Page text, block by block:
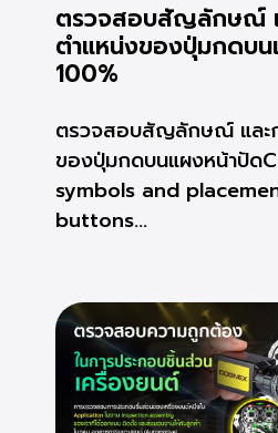
ตรวจสอบสัญลักษณ์ แ
ตำแหน่งของปุ่มกดบ
100%
ตรวจสอบสัญลักษณ์ และ
ของปุ่มกดบนแผงหน้าปัด
symbols and
buttons...